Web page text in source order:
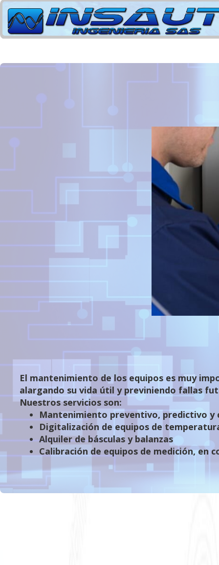
El mantenimiento de los equipos es muy
alargando su vida útil y previniendo fallas
Nuestros servicios son:
Mantenimiento preventivo, predictivo y
Digitalización de equipos de
Alquiler de básculas y balanzas
Calibración de equipos de medición, en